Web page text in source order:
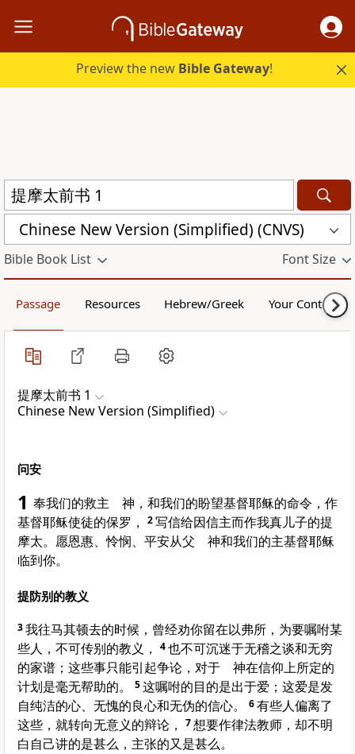
Preview the new Bible Gateway!
Chinese New Version (Simplified) (CNVS)
Bible Book List Font Size
Passage Resources Hebrew/Greek Your Content
提摩太前书 1
Chinese New Version (Simplified)
问安
1 奉我们的救主 神，和我们的盼望基督耶稣的命令，作
基督耶稣使徒的保罗，
2写信给因信主而作我真儿子的提
摩太。愿恩惠、怜悯、平安从父 神和我们的主基督耶稣
临到你。
提防别的教义
3我往马其顿去的时候，曾经劝你留在以弗所，为要嘱咐某
些人，不可传别的教义，
4也不可沉迷于无稽之谈和无穷
的家谱；这些事只能引起争论，对于 神在信仰上所定的
计划是毫无帮助的。
5这嘱咐的目的是出于爱；这爱是发
自纯洁的心、无愧的良心和无伪的信心。
6有些人偏离了
这些，就转向无意义的辩论，
7想要作律法教师，却不明
白自己讲的是甚么，主张的又是甚么。